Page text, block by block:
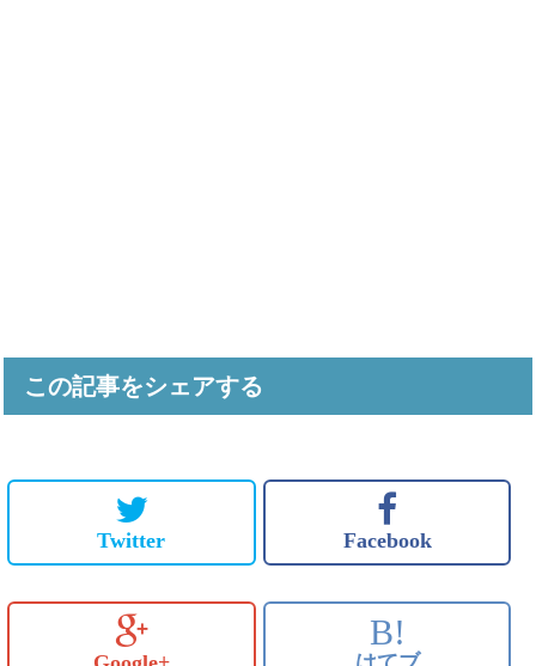
この記事をシェアする
Twitter Facebook
B!